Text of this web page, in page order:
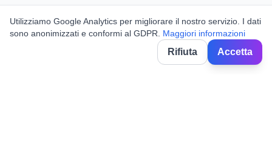
Utilizziamo Google Analytics per migliorare il nostro servizio. I dati
sono anonimizzati e conformi al GDPR.
Maggiori informazioni
Rifiuta Accetta